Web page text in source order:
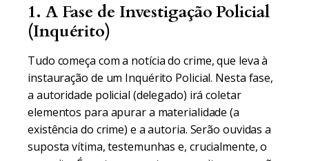
1. A Fase de Investigação Policial
(Inquérito)
Tudo começa com a notícia do crime, que leva à
instauração de um Inquérito Policial. Nesta fase,
a autoridade policial (delegado) irá coletar
elementos para apurar a materialidade (a
existência do crime) e a autoria. Serão ouvidas a
suposta vítima, testemunhas e, crucialmente, o